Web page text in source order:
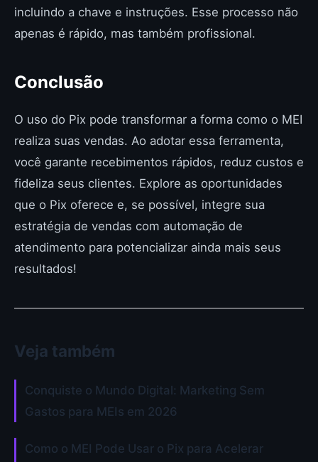
incluindo a chave e instruções. Esse processo não
apenas é rápido, mas também profissional.
Conclusão
O uso do Pix pode transformar a forma como o MEI
realiza suas vendas. Ao adotar essa ferramenta,
você garante recebimentos rápidos, reduz custos e
fideliza seus clientes. Explore as oportunidades
que o Pix oferece e, se possível, integre sua
estratégia de vendas com automação de
atendimento para potencializar ainda mais seus
resultados!
Veja também
Conquiste o Mundo Digital: Marketing Sem
Gastos para MEIs em 2026
Como o MEI Pode Usar o Pix para Acelerar